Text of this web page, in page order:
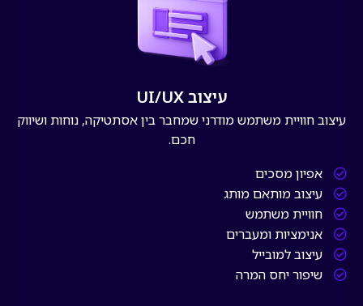
עיצוב UI/UX
עיצוב חוויית משתמש מודרני שמחבר בין אסתטיקה, נוחות ושיווק
חכם.
אפיון מסכים
עיצוב מותאם מותג
חוויית משתמש
אנימציות ומעברים
עיצוב למובייל
שיפור יחס המרה